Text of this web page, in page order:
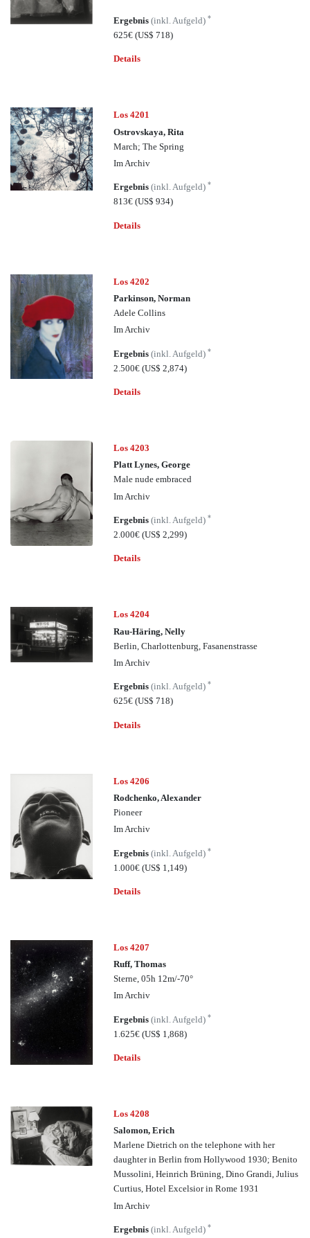
Ergebnis(inkl. Aufgeld)*
625€(US$ 718)
Details
Los 4201
Ostrovskaya, Rita
March; The Spring
Im Archiv
Ergebnis(inkl. Aufgeld)*
813€(US$ 934)
Details
Los 4202
Parkinson, Norman
Adele Collins
Im Archiv
Ergebnis(inkl. Aufgeld)*
2.500€(US$ 2,874)
Details
Los 4203
Platt Lynes, George
Male nude embraced
Im Archiv
Ergebnis(inkl. Aufgeld)*
2.000€(US$ 2,299)
Details
Los 4204
Rau-Häring, Nelly
Berlin, Charlottenburg, Fasanenstrasse
Im Archiv
Ergebnis(inkl. Aufgeld)*
625€(US$ 718)
Details
Los 4206
Rodchenko, Alexander
Pioneer
Im Archiv
Ergebnis(inkl. Aufgeld)*
1.000€(US$ 1,149)
Details
Los 4207
Ruff, Thomas
Sterne, 05h 12m/-70°
Im Archiv
Ergebnis(inkl. Aufgeld)*
1.625€(US$ 1,868)
Details
Los 4208
Salomon, Erich
Marlene Dietrich on the telephone with her
daughter in Berlin from Hollywood 1930; Benito
Mussolini, Heinrich Brüning, Dino Grandi, Julius
Curtius, Hotel Excelsior in Rome 1931
Im Archiv
Ergebnis(inkl. Aufgeld)*